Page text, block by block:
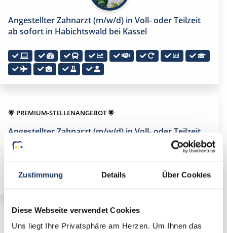
Zustimmung Details Über Cookies
Diese Webseite verwendet Cookies
Uns liegt Ihre Privatsphäre am Herzen. Um Ihnen das
Angestellter Zahnarzt (m/w/d) in Voll- oder Teilzeit
ab sofort in Habichtswald bei Kassel
🌟 PREMIUM-STELLENANGEBOT 🌟
Angestellter Zahnarzt (m/w/d) in Voll- oder Teilzeit
ab sofort in Hann Münden
🌟 PREMIUM-STELLENANGEBOT 🌟